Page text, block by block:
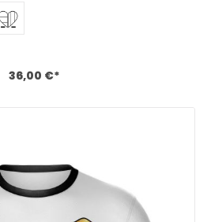
anfeuern? Zwei Trikots
bringen kannst. Sicher Dir
und personalisiere dein Master
36,00 €*